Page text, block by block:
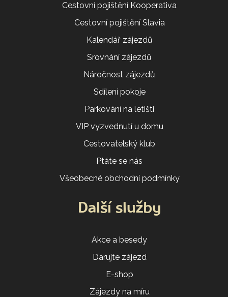
Cestovní pojištění Kooperativa
Cestovní pojištění Slavia
Kalendář zájezdů
Srovnání zájezdů
Náročnost zájezdů
Sdílení pokoje
Parkování na letišti
VIP vyzvednutí u domu
Cestovatelský klub
Ptáte se nás
Všeobecné obchodní podmínky
Další služby
Akce a besedy
Darujte zájezd
E-shop
Zájezdy na míru